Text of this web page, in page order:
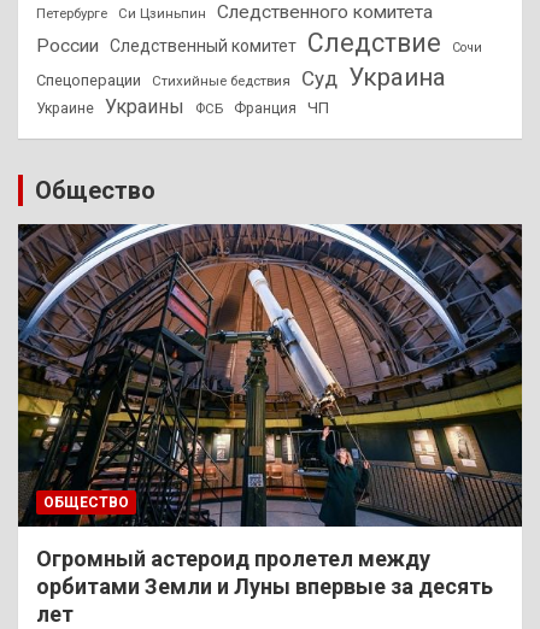
Петербурге
Си Цзиньпин
Следственного комитета
России
Следственный комитет Следствие Сочи
Спецоперации Стихийные бедствия Суд Украина
Украине Украины ФСБ Франция ЧП
Общество
ОБЩЕСТВО
Огромный астероид пролетел между
орбитами Земли и Луны впервые за десять
лет